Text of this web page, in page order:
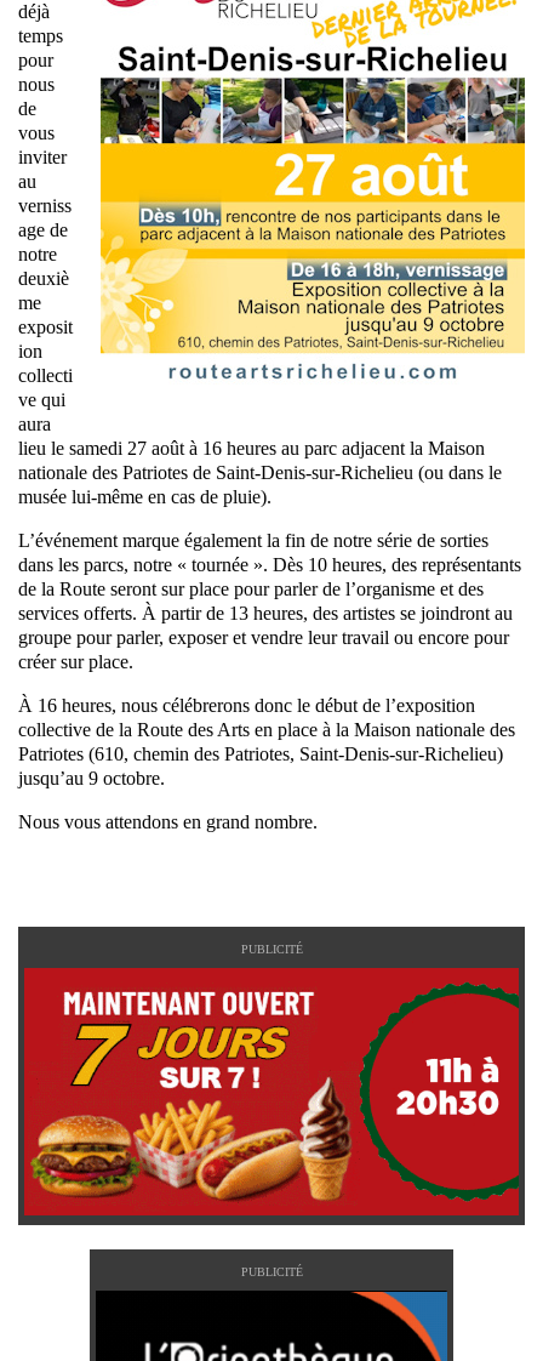
déjà
temps
pour
nous
de
vous
inviter
au
verniss
age de
notre
deuxiè
me
exposit
ion
collecti
ve qui
aura
lieu le samedi 27 août à 16 heures au parc adjacent la Maison
nationale des Patriotes de Saint-Denis-sur-Richelieu (ou dans le
musée lui-même en cas de pluie).
L’événement marque également la fin de notre série de sorties
dans les parcs, notre « tournée ». Dès 10 heures, des représentants
de la Route seront sur place pour parler de l’organisme et des
services offerts. À partir de 13 heures, des artistes se joindront au
groupe pour parler, exposer et vendre leur travail ou encore pour
créer sur place.
À 16 heures, nous célébrerons donc le début de l’exposition
collective de la Route des Arts en place à la Maison nationale des
Patriotes (610, chemin des Patriotes, Saint-Denis-sur-Richelieu)
jusqu’au 9 octobre.
Nous vous attendons en grand nombre.
PUBLICITÉ
PUBLICITÉ